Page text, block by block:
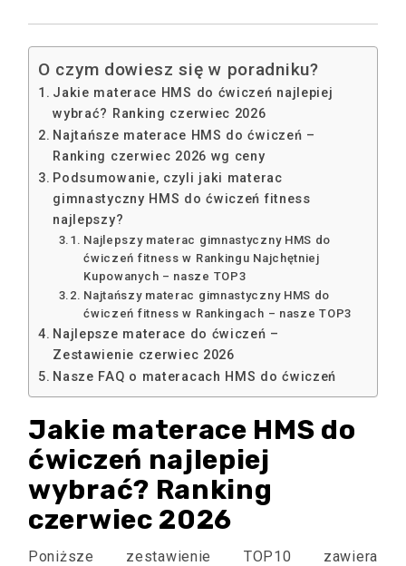
O czym dowiesz się w poradniku?
Jakie materace HMS do ćwiczeń najlepiej
wybrać? Ranking czerwiec 2026
Najtańsze materace HMS do ćwiczeń –
Ranking czerwiec 2026 wg ceny
Podsumowanie, czyli jaki materac
gimnastyczny HMS do ćwiczeń fitness
najlepszy?
Najlepszy materac gimnastyczny HMS do
ćwiczeń fitness w Rankingu Najchętniej
Kupowanych – nasze TOP3
Najtańszy materac gimnastyczny HMS do
ćwiczeń fitness w Rankingach – nasze TOP3
Najlepsze materace do ćwiczeń –
Zestawienie czerwiec 2026
Nasze FAQ o materacach HMS do ćwiczeń
Jakie materace HMS do
ćwiczeń najlepiej
wybrać? Ranking
czerwiec 2026
Poniższe zestawienie TOP10 zawiera